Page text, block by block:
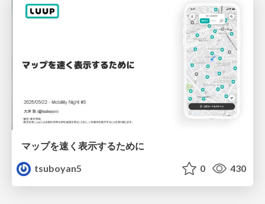
マップを速く表示するために
tsuboyan5
0 430